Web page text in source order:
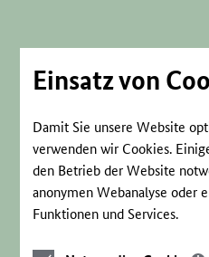
Einsatz von
Damit Sie unsere Website
verwenden wir Cookies.
den Betrieb der Website
anonymen Webanalyse oder
Funktionen und Services.